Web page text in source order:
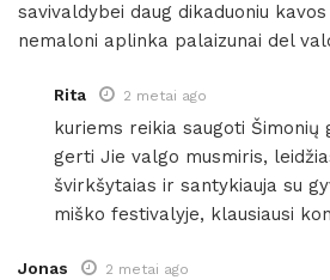
savivaldybei daug dikaduoniu
nemaloni aplinka palaizunai del
Rita 2 metai ago
kuriems reikia saugoti Šimonių
gerti Jie valgo musmiris,
švirkšytaias ir santykiauja su
miško festivalyje, klausiausi
Jonas 2 metai ago